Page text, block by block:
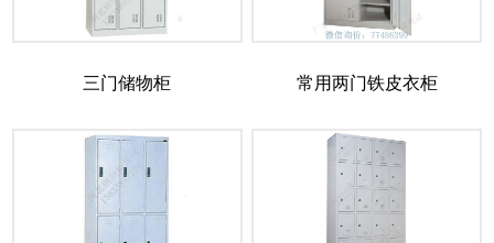
三门储物柜 常用两门铁皮衣柜